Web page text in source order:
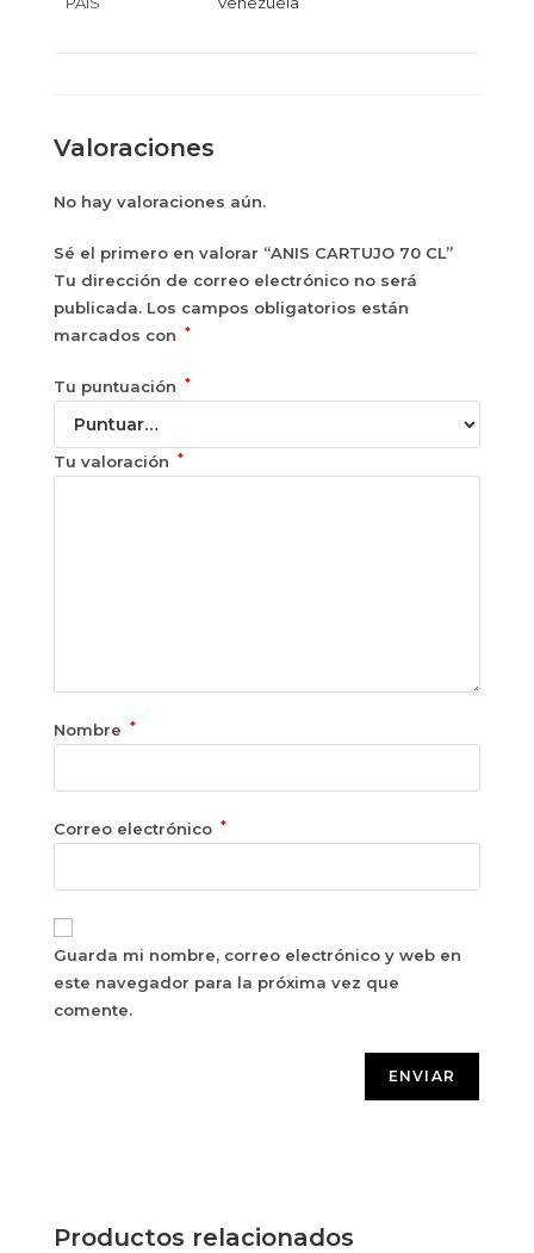
Valoraciones
No hay valoraciones aún.
Sé el primero en valorar “ANIS CARTUJO 70 CL”
Tu dirección de correo electrónico no será
publicada. Los campos obligatorios están
marcados con
*
Tu puntuación *
Tu valoración *
Nombre *
Correo electrónico *
Guarda mi nombre, correo electrónico y web en
este navegador para la próxima vez que
comente.
Productos relacionados